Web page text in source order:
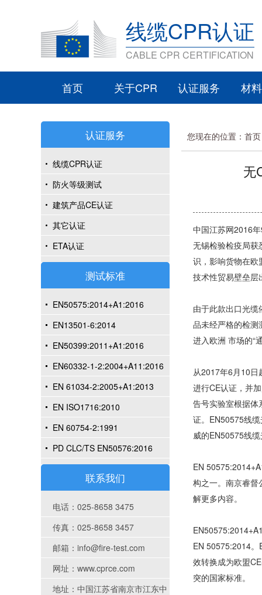
线缆CPR认证
CABLE CPR CERTIFICATION
首页 关于CPR 认证服务 材
认证服务
线缆CPR认证
防火等级测试
建筑产品CE认证
其它认证
ETA认证
测试标准
EN50575:2014+A1:2016
EN13501-6:2014
EN50399:2011+A1:2016
EN60332-1-2:2004+A11:2016
EN 61034-2:2005+A1:2013
EN ISO1716:2010
EN 60754-2:1991
PD CLC/TS EN50576:2016
联系我们
电话：025-8658 3475
传真：025-8658 3457
邮箱：info@fire-test.com
网址：www.cprce.com
地址：中国江苏省南京市江东中
您现在的位置： 首页
无
中国江苏网2016
无锡检验检疫局获
识，影响货物在欧
技术性贸易壁垒层
由于此款出口光
品未经严格的检测
进入欧洲 市场的“
从2017年6月10日
进行CE认证，并
告号实验室根据体
证。EN50575线
威的EN50575线
EN
构之一。南京睿督
解更多内容。
EN 50575:2014
效转换成为欧盟
突的国家标准。